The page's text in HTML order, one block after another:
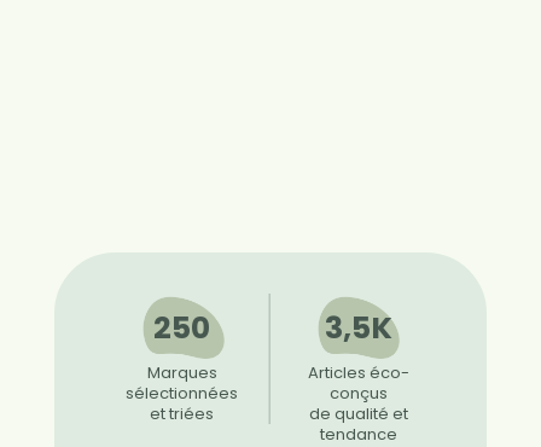
250
Marques
sélectionnées
et triées
3,5K
Articles éco-
conçus
de qualité et
tendance